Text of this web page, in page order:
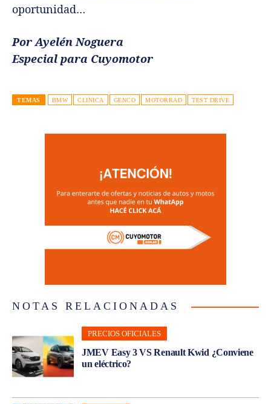
oportunidad…
Por Ayelén Noguera
Especial para Cuyomotor
TEMAS BMW CLINICA GENCO MOTORRAD TEST DRIVE
NOTAS RELACIONADAS
PRECIOS OFICIALES
JMEV Easy 3 VS Renault Kwid ¿Conviene
un eléctrico?